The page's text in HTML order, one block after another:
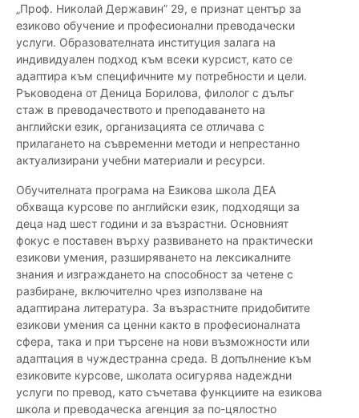
„Проф. Николай Державин” 29, е признат център за
езиково обучение и професионални преводачески
услуги. Образователната институция залага на
индивидуален подход към всеки курсист, като се
адаптира към специфичните му потребности и цели.
Ръководена от Деница Борилова, филолог с дълъг
стаж в преводачеството и преподаването на
английски език, организацията се отличава с
прилагането на съвременни методи и непрестанно
актуализирани учебни материали и ресурси.
Обучителната програма на Езикова школа ДЕА
обхваща курсове по английски език, подходящи за
деца над шест години и за възрастни. Основният
фокус е поставен върху развиването на практически
езикови умения, разширяването на лексикалните
знания и изграждането на способност за четене с
разбиране, включително чрез използване на
адаптирана литература. За възрастните придобитите
езикови умения са ценни както в професионалната
сфера, така и при търсене на нови възможности или
адаптация в чуждестранна среда. В допълнение към
езиковите курсове, школата осигурява надеждни
услуги по превод, като съчетава функциите на езикова
школа и преводаческа агенция за по-цялостно